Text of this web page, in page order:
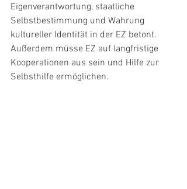
Eigenverantwortung, staatliche
Selbstbestimmung und Wahrung
kultureller Identität in der EZ betont.
Außerdem müsse EZ auf langfristige
Kooperationen aus sein und Hilfe zur
Selbsthilfe ermöglichen.